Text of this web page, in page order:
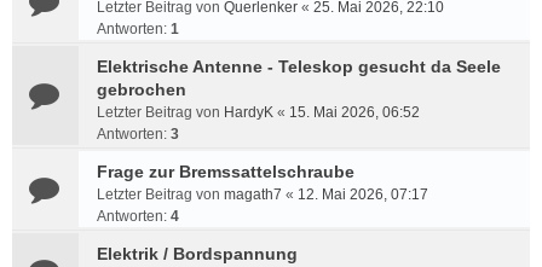
Letzter Beitrag von Querlenker « 25. Mai 2026, 22:10
Antworten: 1
Elektrische Antenne - Teleskop gesucht da Seele
gebrochen
Letzter Beitrag von HardyK « 15. Mai 2026, 06:52
Antworten: 3
Frage zur Bremssattelschraube
Letzter Beitrag von magath7 « 12. Mai 2026, 07:17
Antworten: 4
Elektrik / Bordspannung